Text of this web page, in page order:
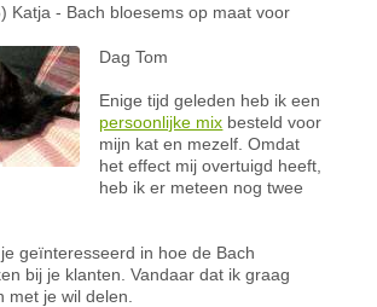
) Katja - Bach bloesems op maat voor
Dag Tom
Enige tijd geleden heb ik een
persoonlijke mix besteld voor
mijn kat en mezelf. Omdat
het effect mij overtuigd heeft,
heb ik er meteen nog twee
geïnteresseerd in hoe de Bach
bij je klanten. Vandaar dat ik graag
met je wil delen.